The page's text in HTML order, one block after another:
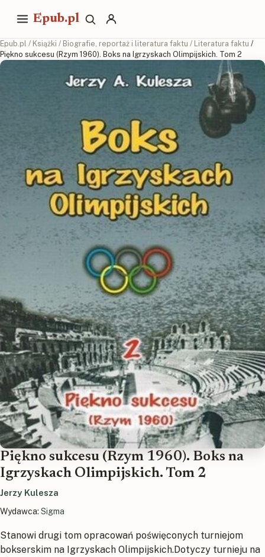
Epub.pl
Epub.pl / Książki / Biografie, reportaż i literatura faktu / Literatura faktu /
Piękno sukcesu (Rzym 1960). Boks na Igrzyskach Olimpijskich. Tom 2
Piękno sukcesu (Rzym 1960). Boks na
Igrzyskach Olimpijskich. Tom 2
Jerzy Kulesza
Wydawca: Sigma
Stanowi drugi tom opracowań poświęconych turniejom
bokserskim na Igrzyskach Olimpijskich.Dotyczy turnieju na